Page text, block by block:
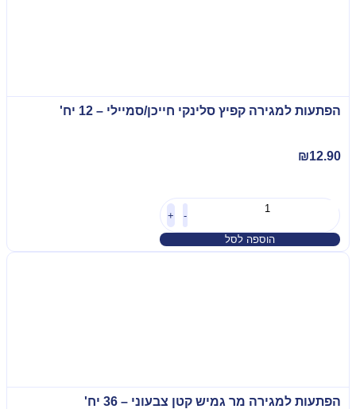
הפתעות למגירה קפיץ סלינקי חייכן/סמיילי – 12 יח'
₪12.90
-
+
הוספה לסל
הפתעות למגירה מר גמיש קטן צבעוני – 36 יח'